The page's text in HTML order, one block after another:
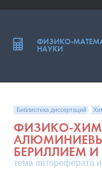
Библиотека диссертаций
ФИЗИКО-
БЕРИЛЛИЕМ
тема автореферата
ФИЗИКО-
НАУКИ